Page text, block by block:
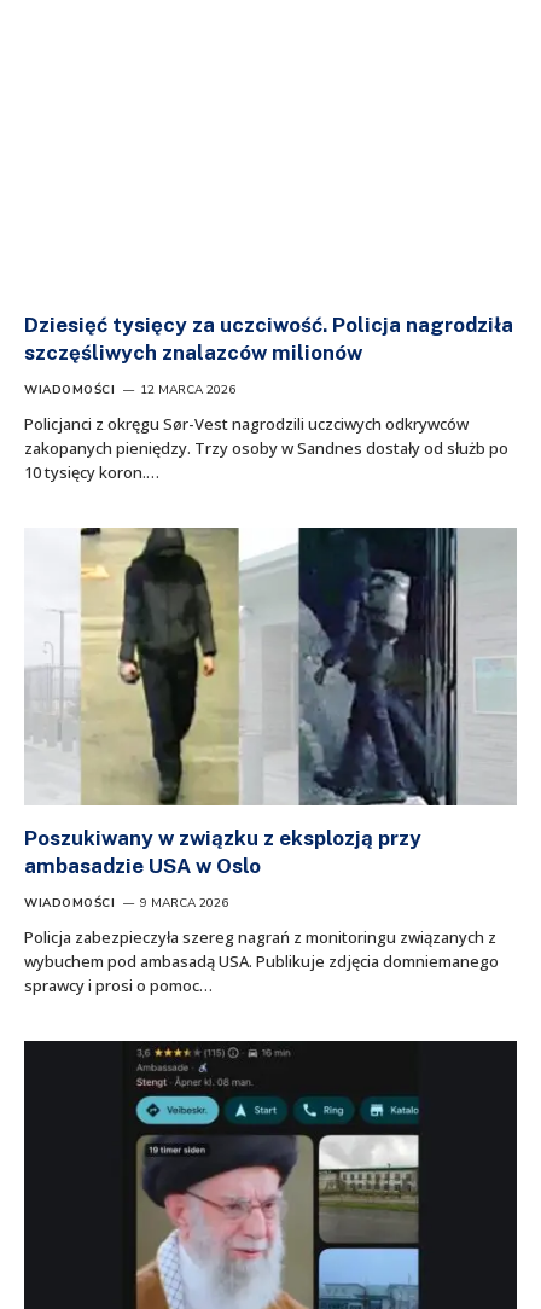
Dziesięć tysięcy za uczciwość. Policja nagrodziła
szczęśliwych znalazców milionów
WIADOMOŚCI 12 MARCA 2026
Policjanci z okręgu Sør-Vest nagrodzili uczciwych odkrywców
zakopanych pieniędzy. Trzy osoby w Sandnes dostały od służb po
10 tysięcy koron.…
Poszukiwany w związku z eksplozją przy
ambasadzie USA w Oslo
WIADOMOŚCI 9 MARCA 2026
Policja zabezpieczyła szereg nagrań z monitoringu związanych z
wybuchem pod ambasadą USA. Publikuje zdjęcia domniemanego
sprawcy i prosi o pomoc…